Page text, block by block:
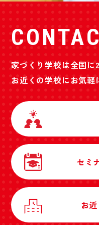
家づくり学校は全国に
お近くの学校にお気軽
セミ
お